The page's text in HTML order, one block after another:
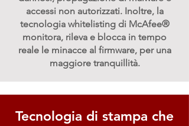
Tecnologia di stampa che
accessi non autorizzati. Inoltre, la
tecnologia whitelisting di McAfee®
monitora, rileva e blocca in tempo
reale le minacce al firmware, per una
maggiore tranquillità.